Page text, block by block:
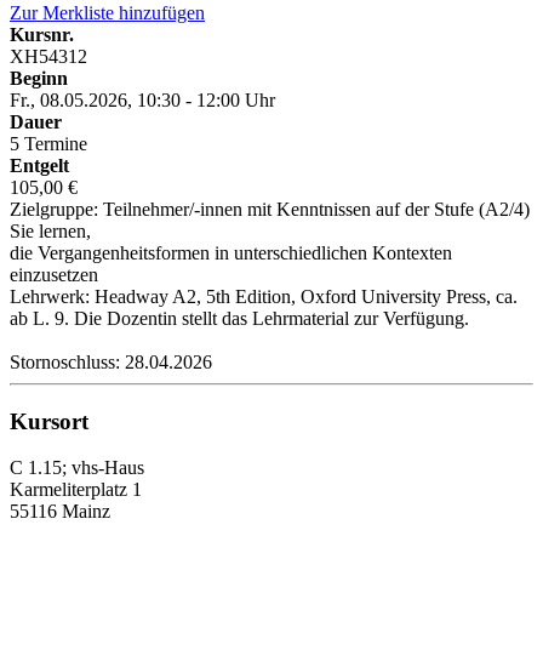
Zur Merkliste hinzufügen
Kursnr.
XH54312
Beginn
Fr., 08.05.2026, 10:30 - 12:00 Uhr
Dauer
5 Termine
Entgelt
105,00 €
Zielgruppe: Teilnehmer/-innen mit Kenntnissen auf der Stufe (A2/4)
Sie lernen,
die Vergangenheitsformen in unterschiedlichen Kontexten
einzusetzen
Lehrwerk: Headway A2, 5th Edition, Oxford University Press, ca.
ab L. 9. Die Dozentin stellt das Lehrmaterial zur Verfügung.
Stornoschluss: 28.04.2026
Kursort
C 1.15; vhs-Haus
Karmeliterplatz 1
55116 Mainz